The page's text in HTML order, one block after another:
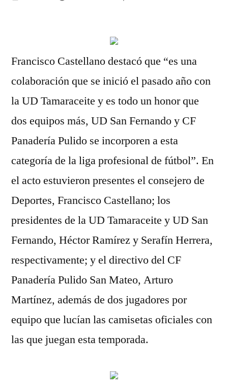
Francisco Castellano destacó que “es una
colaboración que se inició el pasado año con
la UD Tamaraceite y es todo un honor que
dos equipos más, UD San Fernando y CF
Panadería Pulido se incorporen a esta
categoría de la liga profesional de fútbol”. En
el acto estuvieron presentes el consejero de
Deportes, Francisco Castellano; los
presidentes de la UD Tamaraceite y UD San
Fernando, Héctor Ramírez y Serafín Herrera,
respectivamente; y el directivo del CF
Panadería Pulido San Mateo, Arturo
Martínez, además de dos jugadores por
equipo que lucían las camisetas oficiales con
las que juegan esta temporada.